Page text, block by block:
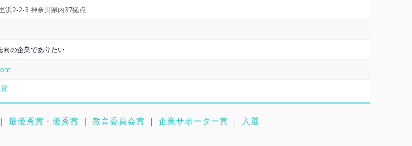
浜2-2-3 神奈川県内37拠点
向の企業でありたい
｜ 最優秀賞・優秀賞 ｜ 教育委員会賞 ｜ 企業サポーター賞 ｜ 入選